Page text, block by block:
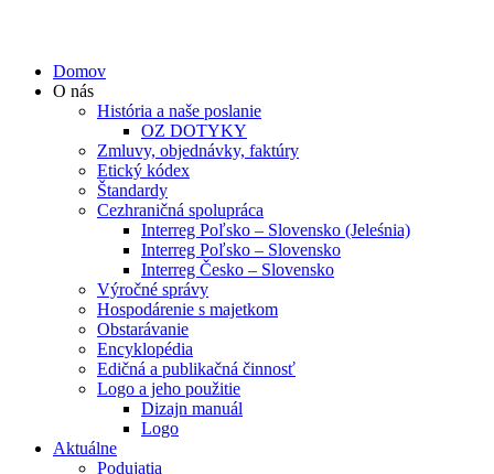
Domov
O nás
História a naše poslanie
OZ DOTYKY
Zmluvy, objednávky, faktúry
Etický kódex
Štandardy
Cezhraničná spolupráca
Interreg Poľsko – Slovensko (Jeleśnia)
Interreg Poľsko – Slovensko
Interreg Česko – Slovensko
Výročné správy
Hospodárenie s majetkom
Obstarávanie
Encyklopédia
Edičná a publikačná činnosť
Logo a jeho použitie
Dizajn manuál
Logo
Aktuálne
Podujatia